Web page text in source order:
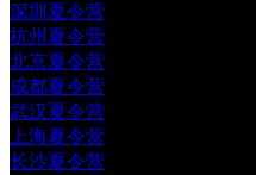
深圳夏令营
杭州夏令营
北京夏令营
成都夏令营
武汉夏令营
上海夏令营
长沙夏令营